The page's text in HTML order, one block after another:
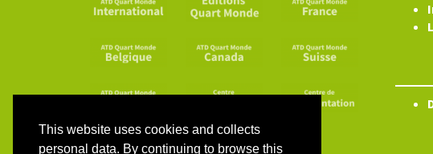
This website uses cookies and collects
personal data. By continuing to browse this